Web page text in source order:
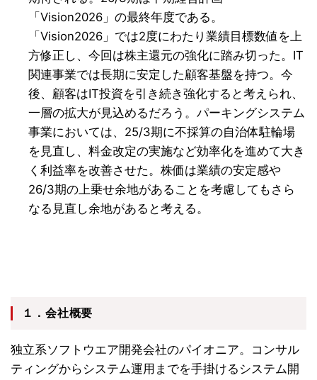
「Vision2026」の最終年度である。
「Vision2026」では2度にわたり業績目標数値を上
方修正し、今回は株主還元の強化に踏み切った。IT
関連事業では長期に安定した顧客基盤を持つ。今
後、顧客はIT投資を引き続き強化すると考えられ、
一層の拡大が見込めるだろう。パーキングシステム
事業においては、25/3期に不採算の自治体駐輪場
を見直し、料金改定の実施など効率化を進めて大き
く利益率を改善させた。株価は業績の安定感や
26/3期の上乗せ余地があることを考慮してもさら
なる見直し余地があると考える。
１．会社概要
独立系ソフトウエア開発会社のパイオニア。コンサル
ティングからシステム運用までを手掛けるシステム開